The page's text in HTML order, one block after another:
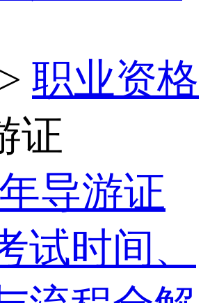
> 职业资格
证